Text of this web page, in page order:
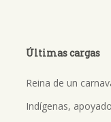
Últimas cargas
Reina de un
Indígenas,